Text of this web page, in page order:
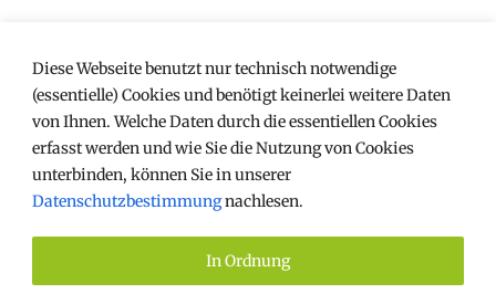
Diese Webseite benutzt nur technisch notwendige
(essentielle) Cookies und benötigt keinerlei weitere Daten
von Ihnen. Welche Daten durch die essentiellen Cookies
erfasst werden und wie Sie die Nutzung von Cookies
unterbinden, können Sie in unserer
Datenschutzbestimmungnachlesen.
In Ordnung
IMPRESSUM